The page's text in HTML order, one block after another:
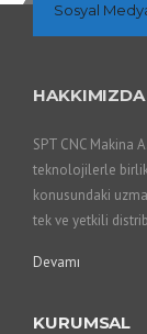
Sosyal
HAKKIMIZDA
SPT CNC Makina
teknolojilerle
konusundaki
tek ve yetkili
Devamı
KURUMSAL